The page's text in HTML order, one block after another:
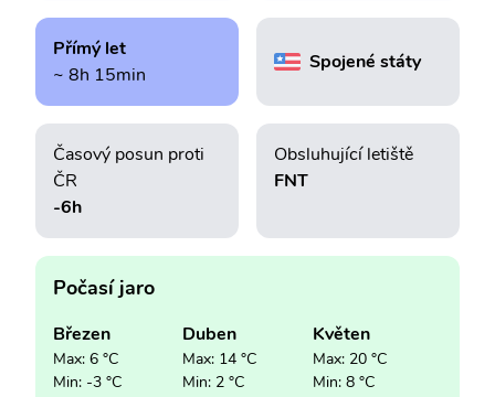
Přímý let
~ 8h 15min
Spojené státy
Časový posun proti
ČR
-6h
Obsluhující letiště
FNT
Počasí jaro
Březen
Max: 6 °C
Min: -3 °C
Duben
Max: 14 °C
Min: 2 °C
Květen
Max: 20 °C
Min: 8 °C